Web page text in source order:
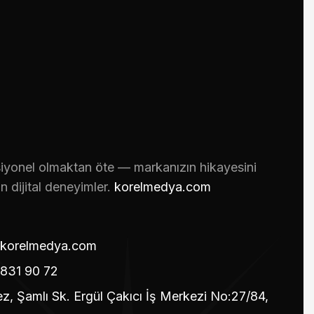
olmaktan öte — markanızın hikayesini
dijital deneyimler. korelmedya.com
90 72
Şamlı Sk. Ergül Çakıcı İş Merkezi No:27/84,